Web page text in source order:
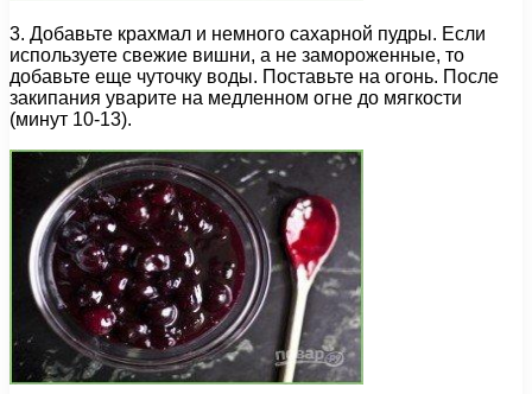
3. Добавьте крахмал и немного сахарной пудры. Если
используете свежие вишни, а не замороженные, то
добавьте еще чуточку воды. Поставьте на огонь. После
закипания уварите на медленном огне до мягкости
(минут 10-13).